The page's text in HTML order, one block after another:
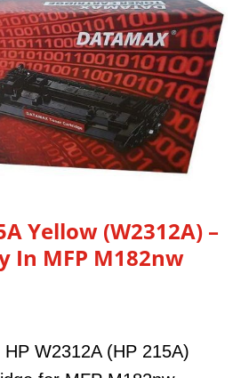
Yellow (W2312A) –
In MFP M182nw
W2312A (HP 215A)